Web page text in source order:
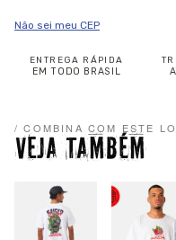
Não sei meu CEP
ENTREGA RÁPIDA
EM TODO BRASIL
/ COMBINA COM ESTE
VEJA TAMBÉM